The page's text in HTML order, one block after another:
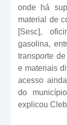
onde há
material de
[Sesc],
gasolina,
transporte
e materiais
acesso
do
explicou